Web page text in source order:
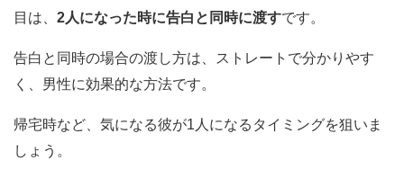
目は、 2人になった時に告白と同時に渡すです。
告白と同時の場合の渡し方は、ストレートで分かりやす
く、男性に効果的な方法です。
帰宅時など、気になる彼が1人になるタイミングを狙いま
しょう。